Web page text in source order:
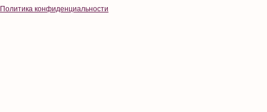
Политика конфиденциальности